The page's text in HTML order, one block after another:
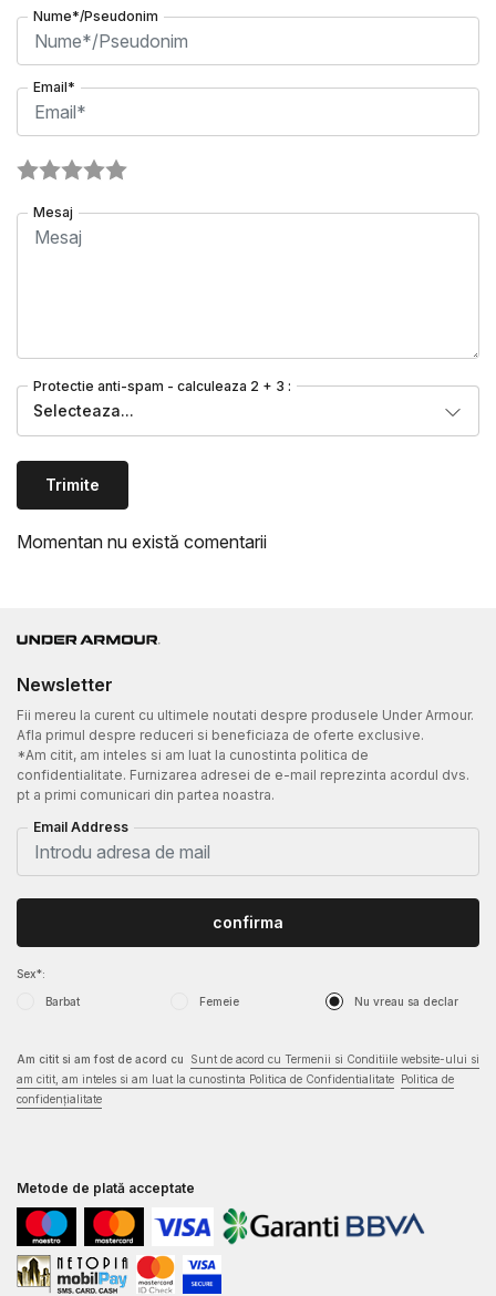
Nume*/Pseudonim
Email*
Mesaj
Protectie anti-spam - calculeaza 2 + 3 :
Selecteaza...
Trimite
Momentan nu există comentarii
Newsletter
Fii mereu la curent cu ultimele noutati despre produsele Under Armour.
Afla primul despre reduceri si beneficiaza de oferte exclusive.
*Am citit, am inteles si am luat la cunostinta politica de
confidentialitate. Furnizarea adresei de e-mail reprezinta acordul dvs.
pt a primi comunicari din partea noastra.
Email Address
Sex*:
Barbat Femeie Nu vreau sa declar
confirma
Am citit si am fost de acord cu
Sunt de acord cu Termenii si Conditiile website-ului si
am citit, am inteles si am luat la cunostinta Politica de Confidentialitate Politica de
confidențialitate
Metode de plată acceptate